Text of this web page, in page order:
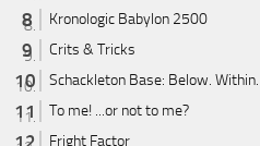
Kronologic Babylon 2500
Crits & Tricks
Schackleton Base: Below.
To me! ...or not to me?
Fright Factor